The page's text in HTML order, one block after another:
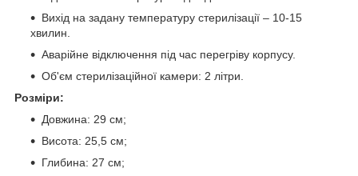
Вихід на задану температуру стерилізації – 10-15
хвилин.
Аварійне відключення під час перегріву корпусу.
Об'єм стерилізаційної камери: 2 літри.
Розміри:
Довжина: 29 см;
Висота: 25,5 см;
Глибина: 27 см;